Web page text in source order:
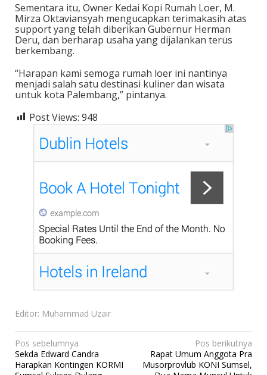
Sementara itu, Owner Kedai Kopi Rumah Loer, M.
Mirza Oktaviansyah mengucapkan terimakasih atas
support yang telah diberikan Gubernur Herman
Deru, dan berharap usaha yang dijalankan terus
berkembang.
“Harapan kami semoga rumah loer ini nantinya
menjadi salah satu destinasi kuliner dan wisata
untuk kota Palembang,” pintanya.
Post Views: 948
Editor: Muhammad Uzair
N
a
Pos sebelumnya
Sekda Edward Candra
Harapkan Kontingen KORMI
Pos berikutnya
Rapat Umum Anggota Pra
Musorprovlub KONI Sumsel,